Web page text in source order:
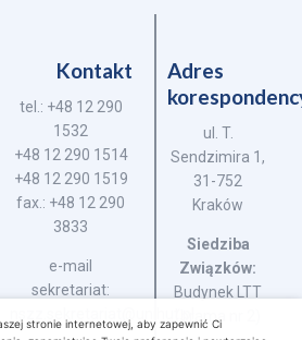
Kontakt
tel.: +48 12 290
1532
+48 12 290 1514
+48 12 290 1519
fax.: +48 12 290
3833
e-mail
sekretariat:
Adres
ul. T.
Sendzimira 1,
31-752
Kraków
Siedziba
Związków:
Budynek LTT
(brama nr 2)
stronie internetowej, aby zapewnić Ci